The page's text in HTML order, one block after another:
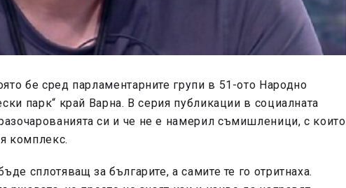
бе сред парламентарните групи в 51-ото Народно
парк“ край Варна. В серия публикации в социалната
си и че не е намерил съмишленици, с които
комплекс.
сплотяващ за българите, а самите те го отритнаха.